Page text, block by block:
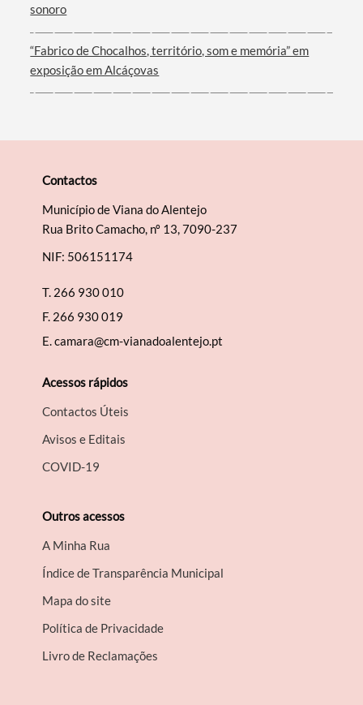
sonoro
“Fabrico de Chocalhos, território, som e memória” em
exposição em Alcáçovas
Contactos
Município de Viana do Alentejo
Rua Brito Camacho, nº 13, 7090-237
NIF: 506151174
T. 266 930 010
F. 266 930 019
E.camara@cm-vianadoalentejo.pt
Acessos rápidos
Contactos Úteis
Avisos e Editais
COVID-19
Outros acessos
A Minha Rua
Índice de Transparência Municipal
Mapa do site
Política de Privacidade
Livro de Reclamações